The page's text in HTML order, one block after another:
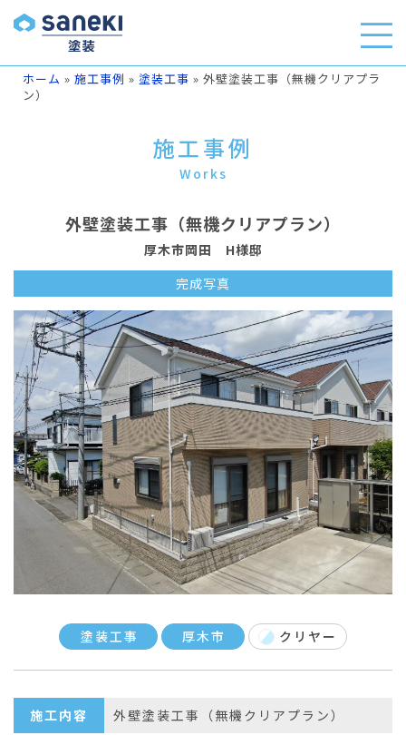
ホーム » 施工事例 » 塗装工事 » 外壁塗装工事（無機クリアプラ
ン）
施工事例
Works
外壁塗装工事（無機クリアプラン）
厚木市岡田 H様邸
完成写真
塗装工事 厚木市 クリヤー
施工内容 外壁塗装工事（無機クリアプラン）